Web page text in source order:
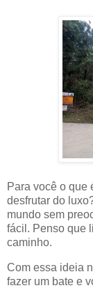
Para você o que
desfrutar do
mundo sem
fácil. Penso que
caminho.
Com essa ideia
fazer um bate e